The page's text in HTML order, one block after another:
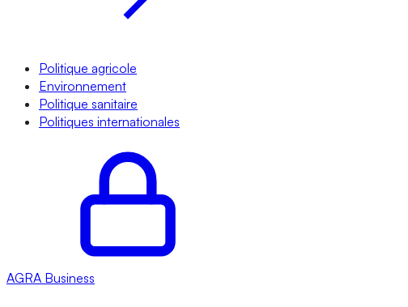
Politique agricole
Environnement
Politique sanitaire
Politiques internationales
AGRA Business